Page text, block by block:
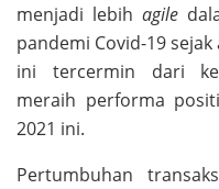
menjadi lebih agile
pandemi Covid-19
ini tercermin dari
meraih performa
2021 ini.
Pertumbuhan